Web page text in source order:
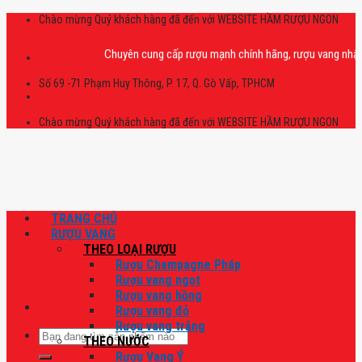
Skip
Chào mừng Quý khách hàng đã đến với WEBSITE HẦM RƯỢU NGON
Chuyên cung cấp rượu mạnh chính hãng, rượu vang nhập
Số 69 -71 Phạm Huy Thông, P. 17, Q. Gò Vấp, TPHCM
Chào mừng Quý khách hàng đã đến với WEBSITE HẦM RƯỢU NGON
Tìm
kiếm:
TRANG CHỦ
RƯỢU VANG
THEO LOẠI RƯỢU
Rượu Champagne Pháp
Rượu vang ngọt
Rượu vang hồng
Rượu vang đỏ
Rượu vang trắng
THEO NƯỚC
Rượu Vang Ý